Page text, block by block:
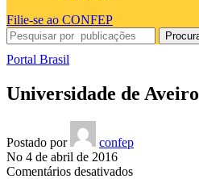
Filie-se ao CONFEP
Portal Brasil
Universidade de
Postado por
confep
No 4 de abril de 2016
Comentários desativadosem